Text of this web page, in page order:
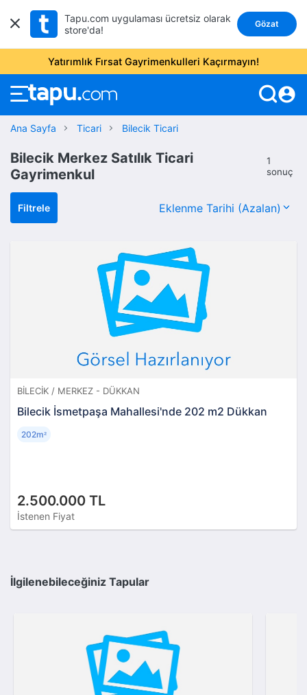
Tapu.com uygulaması ücretsiz olarak
store'da!
Gözat
Yatırımlık Fırsat Gayrimenkulleri Kaçırmayın!
account_circle
Ana Sayfa Ticari Bilecik Ticari
Bilecik Merkez Satılık Ticari
Gayrimenkul
1
sonuç
Filtrele
BILECIK / MERKEZ - DÜKKAN
Bilecik İsmetpaşa Mahallesi'nde 202 m2 Dükkan
2.500.000 TL
İstenen Fiyat
202m²
İlgilenebileceğiniz Tapular